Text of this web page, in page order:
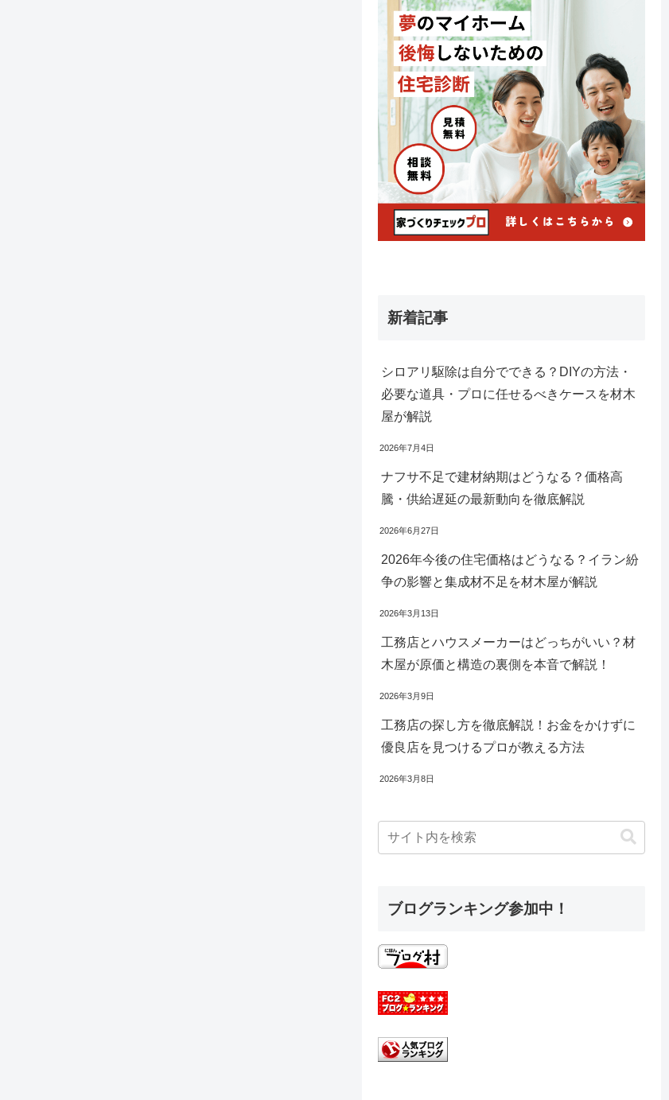
新着記事
シロアリ駆除は自分でできる？DIYの方法・
必要な道具・プロに任せるべきケースを材木
屋が解説
2026年7月4日
ナフサ不足で建材納期はどうなる？価格高
騰・供給遅延の最新動向を徹底解説
2026年6月27日
2026年今後の住宅価格はどうなる？イラン紛
争の影響と集成材不足を材木屋が解説
2026年3月13日
工務店とハウスメーカーはどっちがいい？材
木屋が原価と構造の裏側を本音で解説！
2026年3月9日
工務店の探し方を徹底解説！お金をかけずに
優良店を見つけるプロが教える方法
2026年3月8日
ブログランキング参加中！